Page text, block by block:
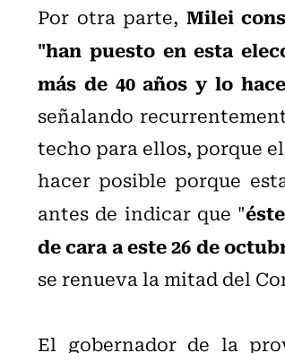
Por otra parte, Milei
"han puesto en esta
más de 40 años y lo
señalando
techo para ellos, porque
hacer posible porque
antes de indicar que "
de cara a este 26 de
se renueva la mitad del
El gobernador de la